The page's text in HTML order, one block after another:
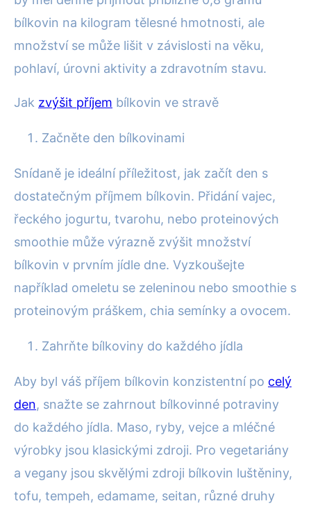
bílkovin na kilogram tělesné hmotnosti, ale
množství se může lišit v závislosti na věku,
pohlaví, úrovni aktivity a zdravotním stavu.
Jak zvýšit příjem bílkovin ve stravě
Začněte den bílkovinami
Snídaně je ideální příležitost, jak začít den s
dostatečným příjmem bílkovin. Přidání vajec,
řeckého jogurtu, tvarohu, nebo proteinových
smoothie může výrazně zvýšit množství
bílkovin v prvním jídle dne. Vyzkoušejte
například omeletu se zeleninou nebo smoothie s
proteinovým práškem, chia semínky a ovocem.
Zahrňte bílkoviny do každého jídla
Aby byl váš příjem bílkovin konzistentní po celý
den, snažte se zahrnout bílkovinné potraviny
do každého jídla. Maso, ryby, vejce a mléčné
výrobky jsou klasickými zdroji. Pro vegetariány
a vegany jsou skvělými zdroji bílkovin luštěniny,
tofu, tempeh, edamame, seitan, různé druhy